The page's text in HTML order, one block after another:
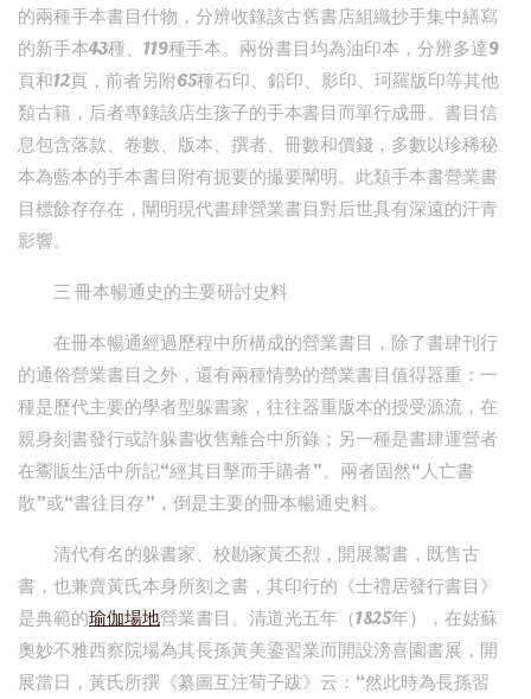
的兩種手本書目什物，分辨收錄該古舊書店組織抄手集中繕寫
的新手本43種、119種手本。兩份書目均為油印本，分辨多達9
頁和12頁，前者另附65種石印、鉛印、影印、珂羅版印等其他
類古籍，后者專錄該店生孩子的手本書目而單行成冊。書目信
息包含落款、卷數、版本、撰者、冊數和價錢，多數以珍稀秘
本為藍本的手本書目附有扼要的撮要闡明。此類手本書營業書
目標餘存存在，闡明現代書肆營業書目對后世具有深遠的汗青
影響。
三 冊本暢通史的主要研討史料
在冊本暢通經過歷程中所構成的營業書目，除了書肆刊行
的通俗營業書目之外，還有兩種情勢的營業書目值得器重：一
種是歷代主要的學者型躲書家，往往器重版本的授受源流，在
親身刻書發行或許躲書收售離合中所錄；另一種是書肆運營者
在鬻販生活中所記“經其目擊而手購者”。兩者固然“人亡書
散”或“書往目存”，倒是主要的冊本暢通史料。
清代有名的躲書家、校勘家黃丕烈，開展鬻書，既售古
書，也兼賣黃氏本身所刻之書，其印行的《士禮居發行書目》
是典範的瑜伽場地營業書目。清道光五年（1825年），在姑蘇
奧妙不雅西察院場為其長孫黃美鎏習業而開設滂喜園書展，開
展當日，黃氏所撰《纂圖互注荀子跋》云：“然此時為長孫習